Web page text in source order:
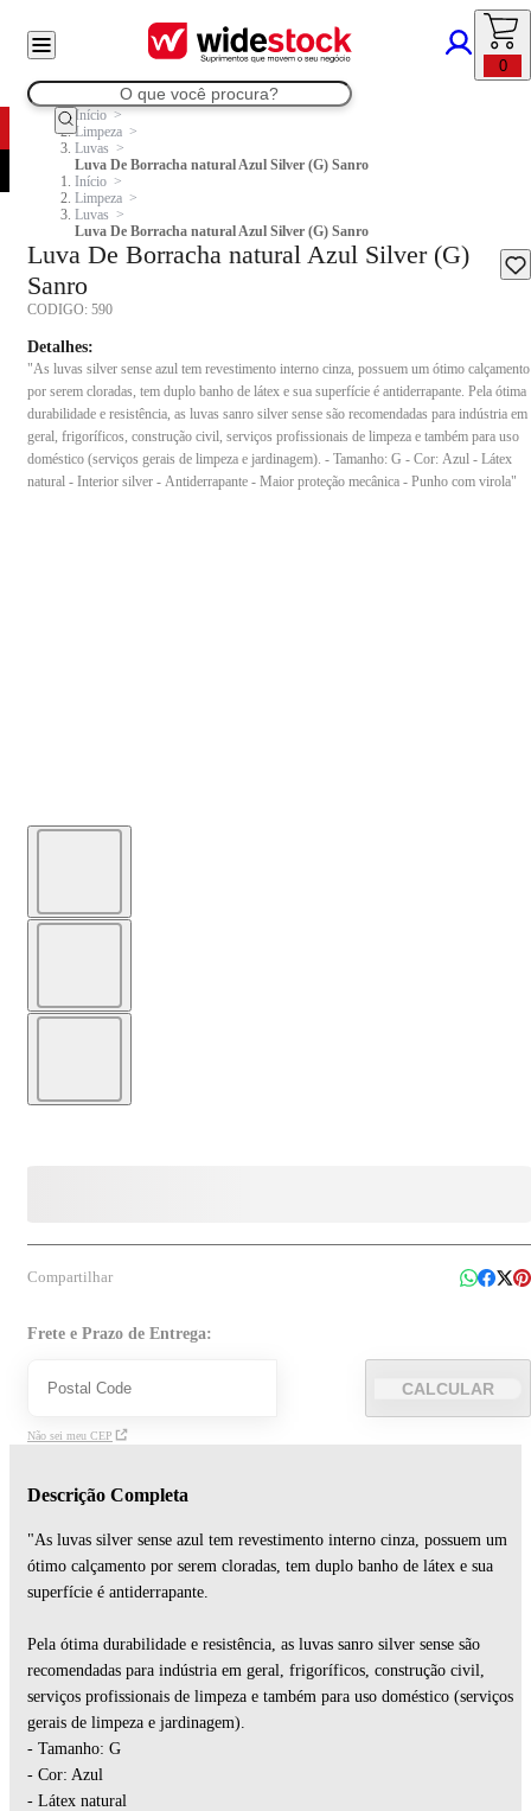
0
Início
Limpeza
Luvas
Luva De Borracha natural Azul Silver (G) Sanro
Início
Limpeza
Luvas
Luva De Borracha natural Azul Silver (G) Sanro
Luva De Borracha natural Azul Silver (G)
Sanro
CODIGO: 590
Detalhes:
"As luvas silver sense azul tem revestimento interno cinza, possuem um ótimo calçamento
por serem cloradas, tem duplo banho de látex e sua superfície é antiderrapante. Pela ótima
durabilidade e resistência, as luvas sanro silver sense são recomendadas para indústria em
geral, frigoríficos, construção civil, serviços profissionais de limpeza e também para uso
doméstico (serviços gerais de limpeza e jardinagem). - Tamanho: G - Cor: Azul - Látex
natural - Interior silver - Antiderrapante - Maior proteção mecânica - Punho com virola"
Compartilhar
Frete e Prazo de Entrega:
CALCULAR
Não sei meu CEP
Descrição Completa
"As luvas silver sense azul tem revestimento interno cinza, possuem um
ótimo calçamento por serem cloradas, tem duplo banho de látex e sua
superfície é antiderrapante.
Pela ótima durabilidade e resistência, as luvas sanro silver sense são
recomendadas para indústria em geral, frigoríficos, construção civil,
serviços profissionais de limpeza e também para uso doméstico (serviços
gerais de limpeza e jardinagem).
- Tamanho: G
- Cor: Azul
- Látex natural